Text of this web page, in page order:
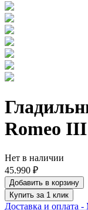
Romeo
Нет в наличии
45.990 ₽
Добавить в корзину
Купить за 1 клик
Доставка и оплата -